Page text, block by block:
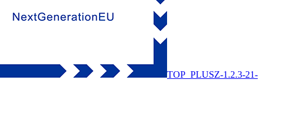
TOP_PLUSZ-1.2.3-21-